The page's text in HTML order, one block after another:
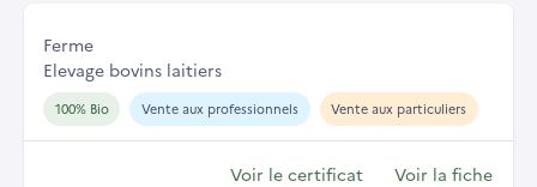
Ferme
Elevage bovins laitiers
100% Bio Vente aux professionnels Vente aux particuliers
Voir le certificat Voir la fiche